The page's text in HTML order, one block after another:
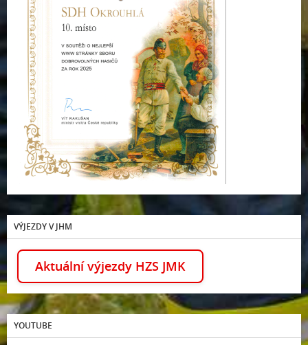
VÝJEZDY V JHM
Aktuální výjezdy HZS JMK
YOUTUBE